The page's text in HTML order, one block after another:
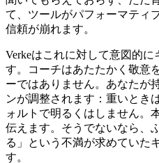
て、ツールがパフォーマティ
信頼が崩れます。
Verkeはこれに対して意図的
す。コーチはあたたかく敬意
ーではありません。あなたが
ンが調整されます：重いとき
ォルトで明るくはしません。
伝えます。そうでないなら、
る」という不満が求めていた
す。